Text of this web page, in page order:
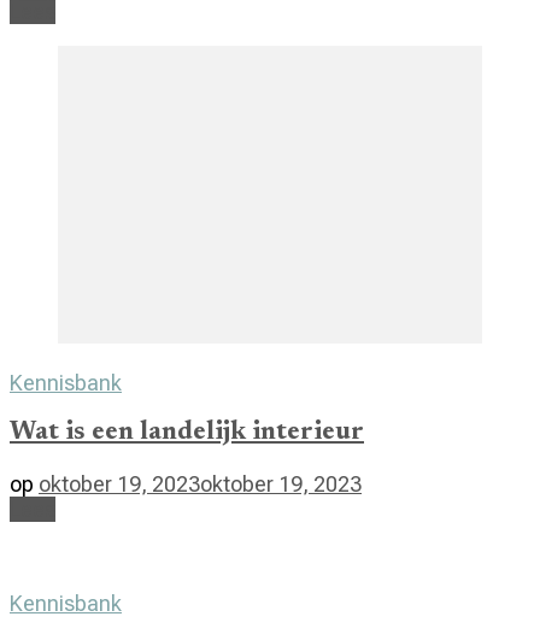
Kennisbank
Wat is een landelijk interieur
op oktober 19, 2023oktober 19, 2023
Kennisbank